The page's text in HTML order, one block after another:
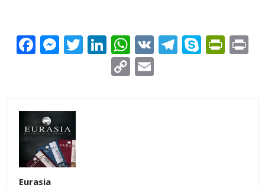
Facebook
Messenger
TwitterLinkedIn
WhatsApp
VK Telegram
Skype
Copy
Eurasia